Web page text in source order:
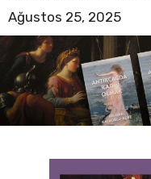
Ağustos 25, 2025